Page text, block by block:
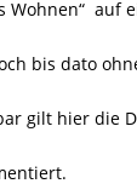
auf
bis dato
gilt hier die